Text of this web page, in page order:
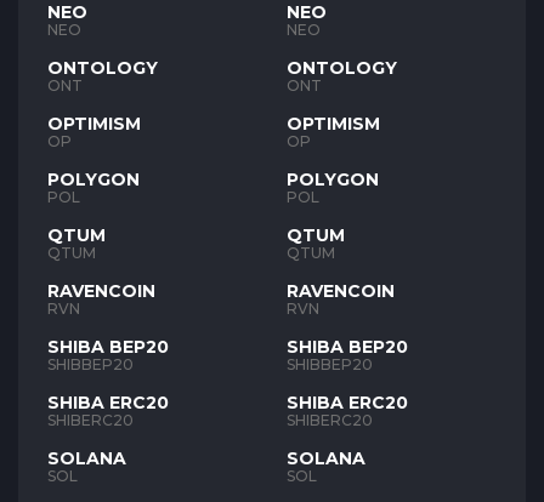
NEO
NEO
ONTOLOGY
ONT
OPTIMISM
OP
POLYGON
POL
QTUM
QTUM
RAVENCOIN
RVN
SHIBA BEP20
SHIBBEP20
SHIBA ERC20
SHIBERC20
SOLANA
SOL
NEO
NEO
ONTOLOGY
ONT
OPTIMISM
OP
POLYGON
POL
QTUM
QTUM
RAVENCOIN
RVN
SHIBA BEP20
SHIBBEP20
SHIBA ERC20
SHIBERC20
SOLANA
SOL